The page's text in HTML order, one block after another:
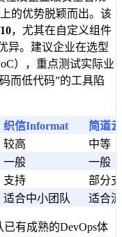
的优势脱颖而出。该
，尤其在自定义组件
异。建议企业在选型
），重点测试实际业
而低代码”的工具陷
织信Informat
简道云
较高
中等
一般
一般
支持
部分
适合中小团队 适合
有成熟的DevOps体